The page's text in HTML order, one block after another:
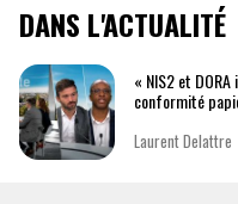
DANS L'ACTUALITÉ
« NIS2 et
conformité
Laurent Delattre